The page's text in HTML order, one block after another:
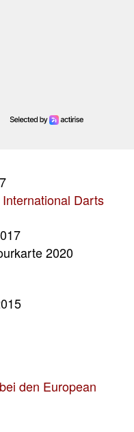
International Darts
2020
den European